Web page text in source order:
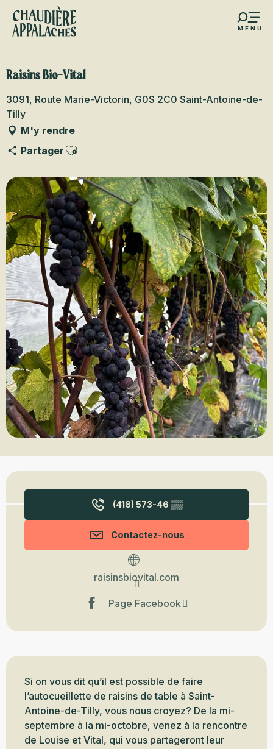
Aller
contenu
MENU
favoris
Raisins Bio-Vital
3091, Route Marie-Victorin, G0S 2C0 Saint-Antoine-de-
Tilly
M'y rendre
Partager Ajouter aux favoris
Ouverture et coordonnées
(418) 573-46 ▒▒
Contactez-nous
raisinsbiovital.com
Page Facebook
Description
Si on vous dit qu’il est possible de faire
l’autocueillette de raisins de table à Saint-
Antoine-de-Tilly, vous nous croyez? De la mi-
septembre à la mi-octobre, venez à la rencontre
de Louise et Vital, qui vous partageront leur